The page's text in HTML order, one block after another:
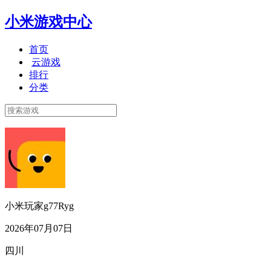
小米游戏中心
首页
云游戏
排行
分类
小米玩家g77Ryg
2026年07月07日
四川